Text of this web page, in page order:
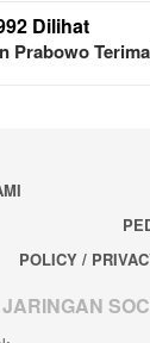
Dilihat
Prabowo
POLICY /
JARINGAN